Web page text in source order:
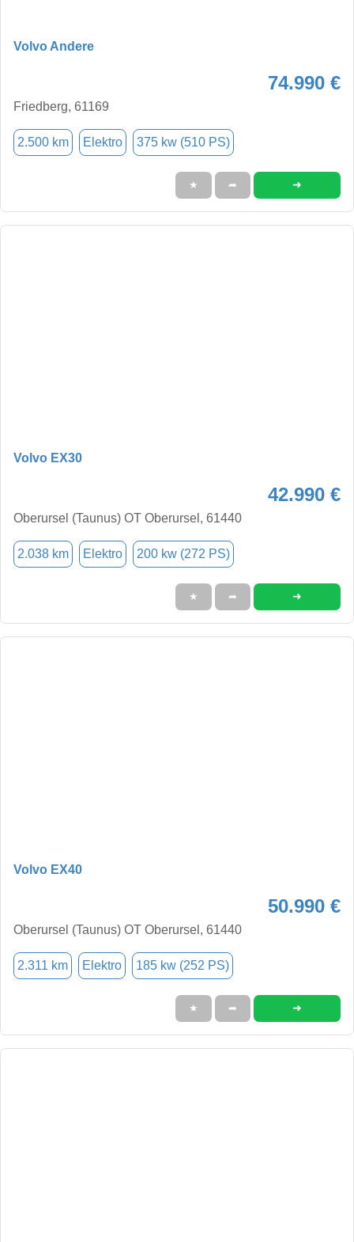
Volvo Andere
74.990 €
Friedberg, 61169
2.500 km Elektro 375 kw (510 PS)
★ ➦ ➜
Volvo EX30
42.990 €
Oberursel (Taunus) OT Oberursel, 61440
2.038 km Elektro 200 kw (272 PS)
★ ➦ ➜
Volvo EX40
50.990 €
Oberursel (Taunus) OT Oberursel, 61440
2.311 km Elektro 185 kw (252 PS)
★ ➦ ➜